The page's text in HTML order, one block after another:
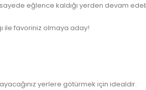
eğlence kaldığı yerden devam
ile favoriniz olmaya aday!
yerlere götürmek için idealdir.